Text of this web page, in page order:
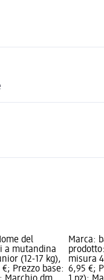
del
a mutandina
(12-17 kg),
Prezzo base:
Marca:
misura
6,95 €;